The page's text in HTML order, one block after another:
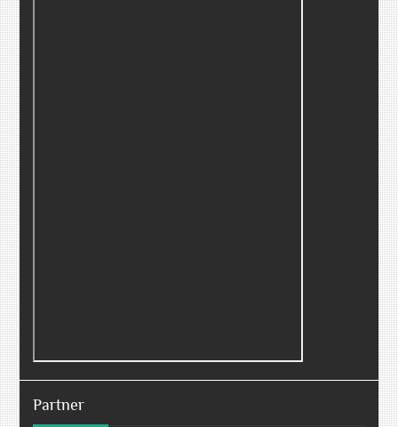
Partner